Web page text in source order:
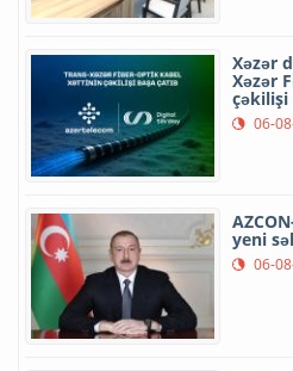
Xəzər
Xəzər
çəkilişi
06-
yeni
06-